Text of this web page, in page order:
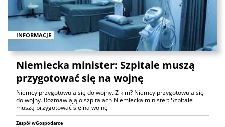
INFORMACJE
Niemiecka minister: Szpitale muszą
przygotować się na wojnę
Niemcy przygotowują się do wojny. Z kim? Niemcy przygotowują się
do wojny. Rozmawiają o szpitalach Niemiecka minister: Szpitale
muszą przygotować się na wojnę
Zespół wGospodarce